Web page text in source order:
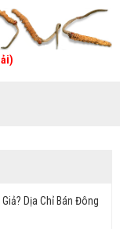
Dịa Chỉ Bán Đông